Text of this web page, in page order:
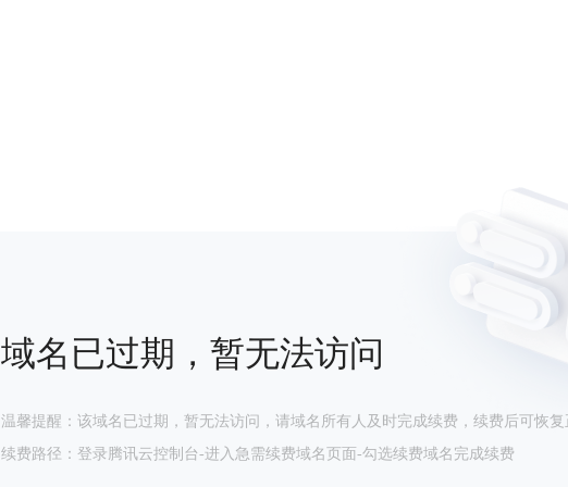
域名已过期，暂无法访问
温馨提醒：该域名已过期，暂无法访问，请域名所有人及时完成续费，续费后可恢复
续费路径：登录腾讯云控制台-进入急需续费域名页面-勾选续费域名完成续费